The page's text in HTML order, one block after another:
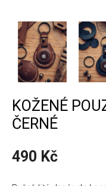
KOŽENÉ
ČERNÉ
490 Kč